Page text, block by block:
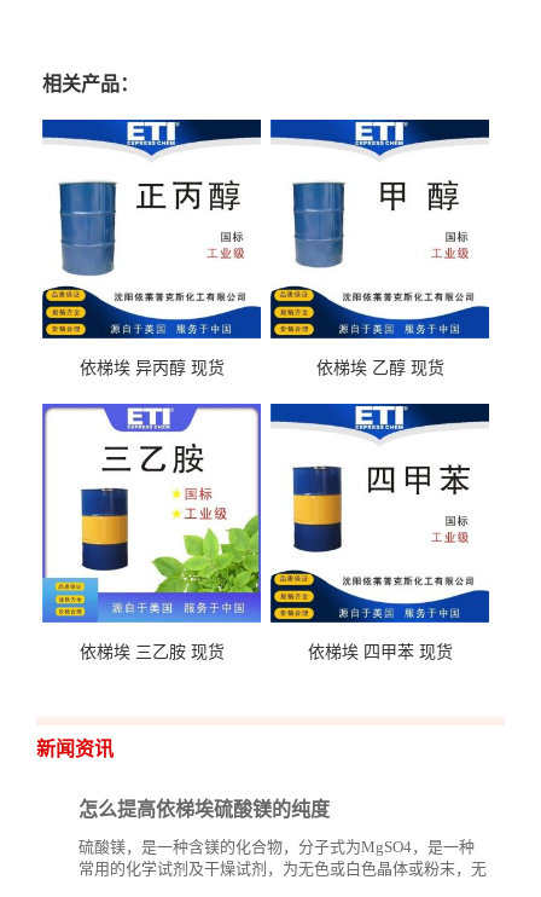
相关产品：
依梯埃 异丙醇 现货 依梯埃 乙醇 现货
依梯埃 三乙胺 现货 依梯埃 四甲苯 现货
新闻资讯
怎么提高依梯埃硫酸镁的纯度
硫酸镁，是一种含镁的化合物，分子式为MgSO4，是一种
常用的化学试剂及干燥试剂，为无色或白色晶体或粉末，无